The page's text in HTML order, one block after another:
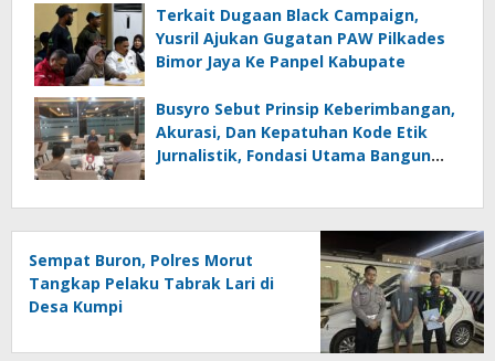
Terkait Dugaan Black Campaign,
Yusril Ajukan Gugatan PAW Pilkades
Bimor Jaya Ke Panpel Kabupate
Busyro Sebut Prinsip Keberimbangan,
Akurasi, Dan Kepatuhan Kode Etik
Jurnalistik, Fondasi Utama Bangun
Sempat Buron, Polres Morut
Tangkap Pelaku Tabrak Lari di
Desa Kumpi